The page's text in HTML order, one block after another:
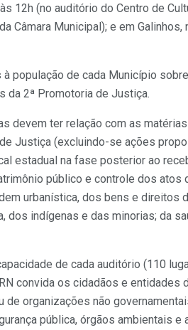
12h (no auditório do Centro de
Câmara Municipal); e em Galinhos,
população de cada Município
da 2ª Promotoria de Justiça.
devem ter relação com as
Justiça (excluindo-se ações
estadual na fase posterior ao
público e controle dos atos
urbanística, dos bens e direitos
indígenas e das minorias; da
de cada auditório (110
convida os cidadãos e entidades
organizações não
pública, órgãos ambientais e